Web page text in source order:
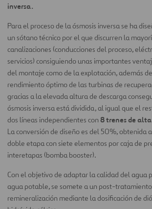
inversa.
Para el proceso de la ósmosis inversa se ha
un sótano técnico por el que discurren la
canalizaciones (conducciones del proceso,
servicios) consiguiendo unas importantes
del montaje como de la explotación, además
rendimiento óptimo de las turbinas de
gracias a la elevada altura de descarga
ósmosis inversa está dividida, al igual que el
dos líneas independientes con 8 trenes de
La conversión de diseño es del 50%, obtenida
doble etapa con siete elementos por caja de
interetapas (bomba booster).
Con el objetivo de adaptar la calidad del agua
agua potable, se somete a un post-
remineralización mediante la dosificación de